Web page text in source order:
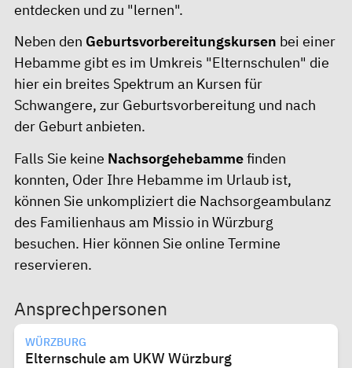
entdecken und zu "lernen".
Neben den Geburtsvorbereitungskursen bei einer
Hebamme gibt es im Umkreis "Elternschulen" die
hier ein breites Spektrum an Kursen für
Schwangere, zur Geburtsvorbereitung und nach
der Geburt anbieten.
Falls Sie keine Nachsorgehebammefinden
konnten, Oder Ihre Hebamme im Urlaub ist,
können Sie unkompliziert die Nachsorgeambulanz
des Familienhaus am Missio in Würzburg
besuchen. Hier können Sie online Termine
reservieren.
Ansprechpersonen
WÜRZBURG
Elternschule am UKW Würzburg